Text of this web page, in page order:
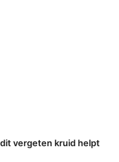
vergeten kruid helpt